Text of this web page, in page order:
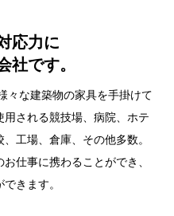
応力に
社です。
々な建築物の家具を手掛けて
される競技場、病院、ホテ
工場、倉庫、その他多数。
仕事に携わることができ、
きます。